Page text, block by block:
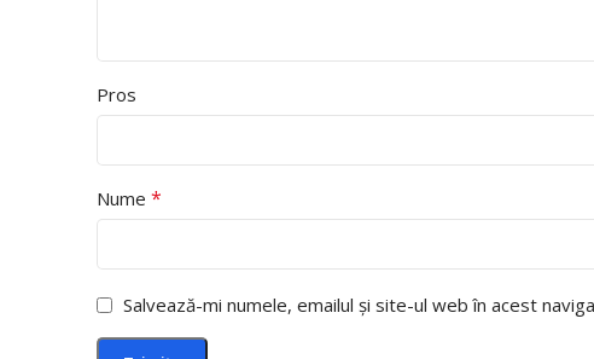
Pros
Nume *
Salvează-mi numele, emailul și site-ul web în acest